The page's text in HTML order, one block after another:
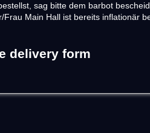
sag bitte dem barbot
Main Hall ist bereits inflationär
delivery form